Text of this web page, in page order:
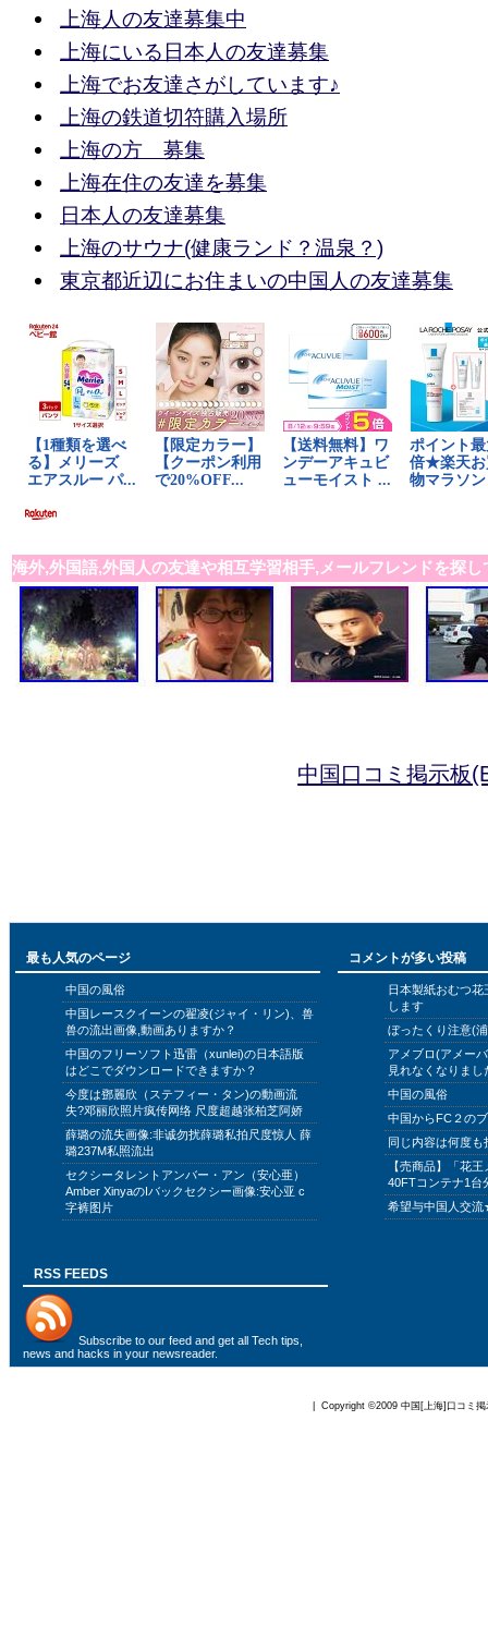
上海人の友達募集中
上海にいる日本人の友達募集
上海でお友達さがしています♪
上海の鉄道切符購入場所
上海の方 募集
上海在住の友達を募集
日本人の友達募集
上海のサウナ(健康ランド？温泉？)
東京都近辺にお住まいの中国人の友達募集
海外,外国語,外国人の友達や相互学習相手,メールフレンドを探し
中国口コミ掲示板
最も人気のページ
中国の風俗
中国レースクイーンの翟凌(ジャイ・リン)、兽
兽の流出画像,動画ありますか？
中国のフリーソフト迅雷（xunlei)の日本語版
はどこでダウンロードできますか？
今度は鄧麗欣（ステフィー・タン)の動画流
失?邓丽欣照片疯传网络 尺度超越张柏芝阿娇
薛璐の流失画像:非诚勿扰薛璐私拍尺度惊人 薛
璐237M私照流出
セクシータレントアンバー・アン（安心亜）
Amber XinyaのIバックセクシー画像:安心亚 c
字裤图片
コメントが多い投稿
日本製紙おむつ
します
ぼったくり注意(
アメブロ(アメー
見れなくなりまし
中国の風俗
中国からFC２の
同じ内容は何度
【売商品】「花
40FTコンテナ1台
希望与中国人交
RSS FEEDS
Subscribe to our feed and get all Tech tips,
news and hacks in your newsreader.
| Copyright ©2009 中国[上海]口コミ掲